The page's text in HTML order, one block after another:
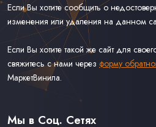
Если Вы хотите сообщить о
изменения или удаления на данном
Если Вы хотите такой же сайт для
свяжитесь с нами через форму
МаркетВинила.
Каталог Музыки на Виниле В Наличии
Доставка и Оплата
Мы в Соц. Сетях